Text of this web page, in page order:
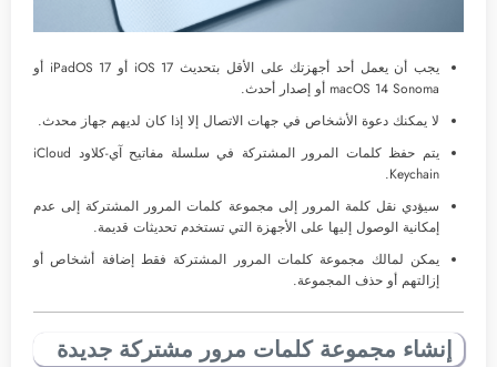
يجب أن يعمل أحد أجهزتك على الأقل بتحديث iOS 17 أو iPadOS 17 أو
macOS 14 Sonoma أو إصدار أحدث.
لا يمكنك دعوة الأشخاص في جهات الاتصال إلا إذا كان لديهم جهاز محدث.
يتم حفظ كلمات المرور المشتركة في سلسلة مفاتيح آي-كلاود iCloud
Keychain.
سيؤدي نقل كلمة المرور إلى مجموعة كلمات المرور المشتركة إلى عدم
إمكانية الوصول إليها على الأجهزة التي تستخدم تحديثات قديمة.
يمكن لمالك مجموعة كلمات المرور المشتركة فقط إضافة أشخاص أو
إزالتهم أو حذف المجموعة.
إنشاء مجموعة كلمات مرور مشتركة جديدة